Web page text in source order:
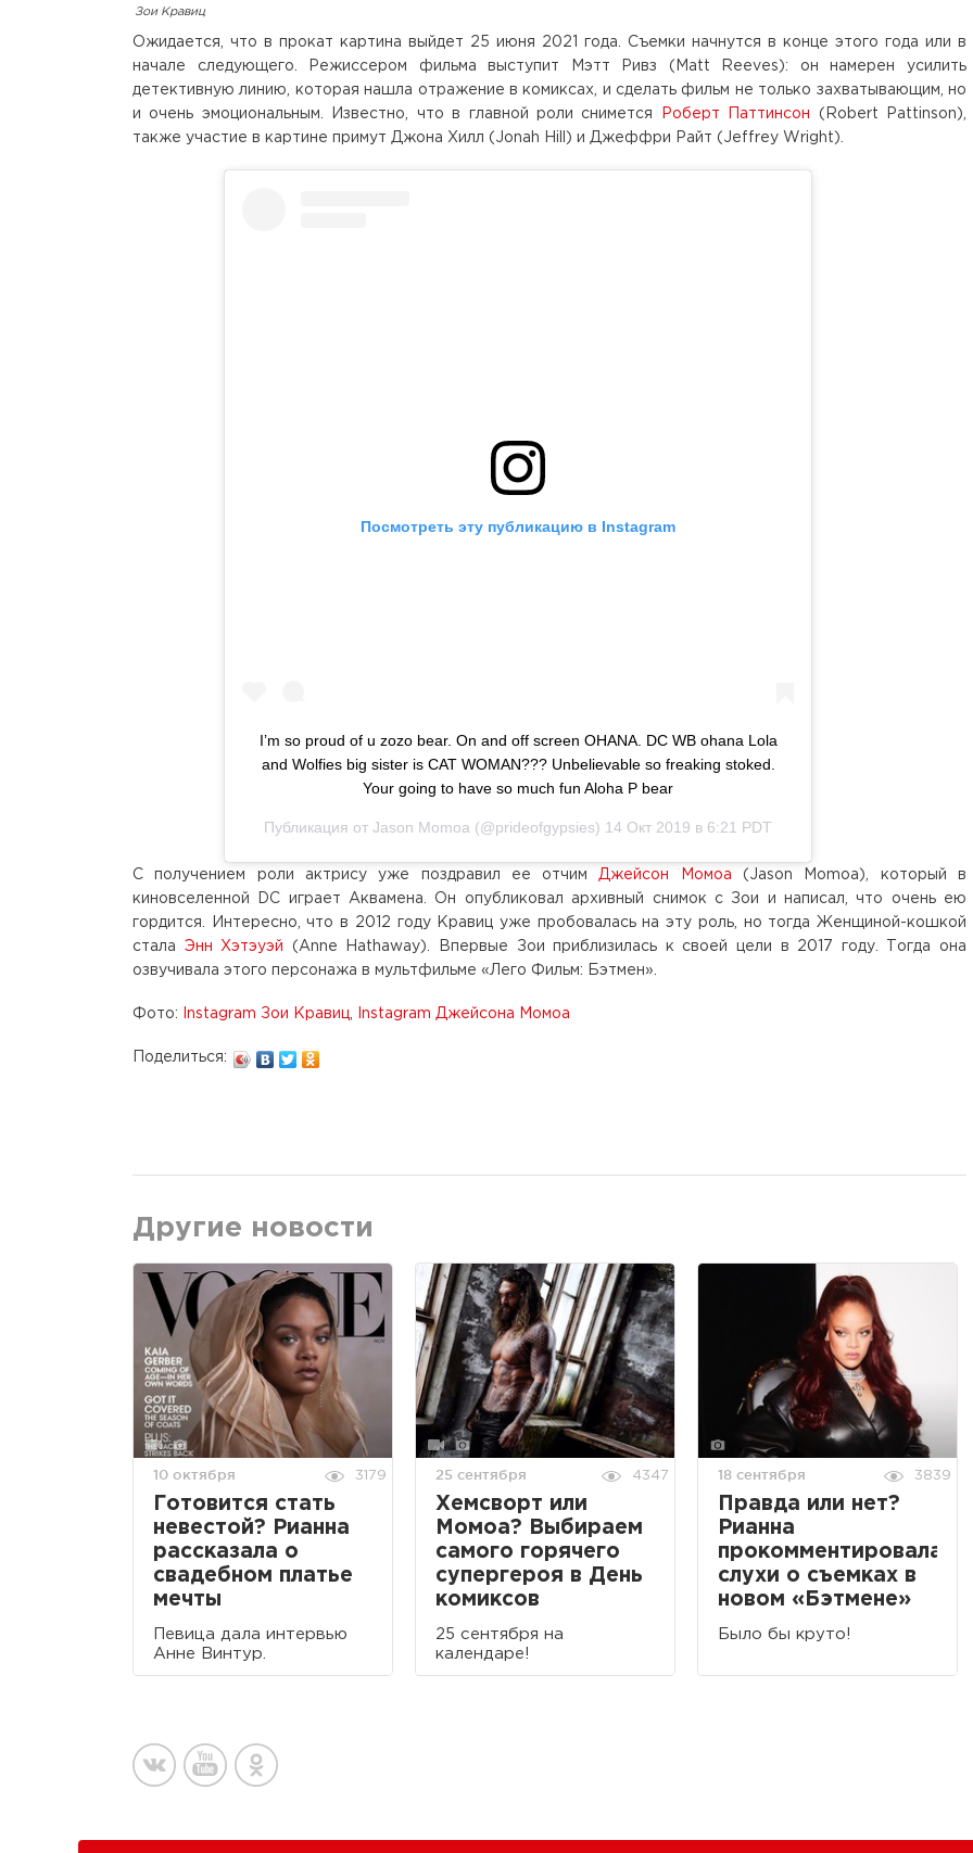
Зои Кравиц
Ожидается, что в прокат картина выйдет 25 июня 2021 года. Съемки начнутся в конце этого года или в
начале следующего. Режиссером фильма выступит Мэтт Ривз (Matt Reeves): он намерен усилить
детективную линию, которая нашла отражение в комиксах, и сделать фильм не только захватывающим, но
и очень эмоциональным. Известно, что в главной роли снимется
Роберт Паттинсон (Robert Pattinson),
также участие в картине примут Джона Хилл (Jonah Hill) и Джеффри Райт (Jeffrey Wright).
Посмотреть эту публикацию в Instagram
I’m so proud of u zozo bear. On and off screen OHANA. DC WB ohana Lola
and Wolfies big sister is CAT WOMAN??? Unbelievable so freaking stoked.
Your going to have so much fun Aloha P bear
Публикация от Jason Momoa (@prideofgypsies) 14 Окт 2019 в 6:21 PDT
С получением роли актрису уже поздравил ее отчим Джейсон Момоа (Jason Momoa), который в
киновселенной DC играет Аквамена. Он опубликовал архивный снимок с Зои и написал, что очень ею
гордится. Интересно, что в 2012 году Кравиц уже пробовалась на эту роль, но тогда Женщиной-кошкой
стала Энн Хэтэуэй
(Anne Hathaway). Впервые Зои приблизилась к своей цели в 2017 году. Тогда она
озвучивала этого персонажа в мультфильме «Лего Фильм: Бэтмен».
Фото: Instagram Зои Кравиц Instagram Джейсона Момоа
Поделиться:
Другие новости
10 октября 3179
Готовится стать
невестой? Рианна
рассказала о
свадебном платье
мечты
Певица дала интервью
Анне Винтур.
25 сентября 4347
Хемсворт или
Момоа? Выбираем
самого горячего
супергероя в День
комиксов
25 сентября на
календаре!
18 сентября 3839
Правда или нет?
Рианна
прокомментировала
слухи о съемках в
новом «Бэтмене»
Было бы круто!